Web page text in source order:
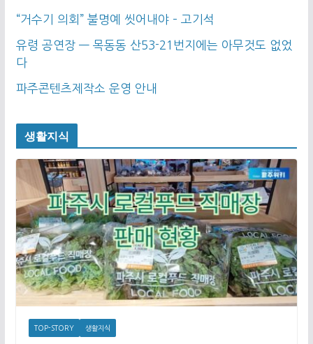
“거수기 의회” 불명예 씻어내야 – 고기석
유령 공연장 — 목동동 산53-21번지에는 아무것도 없었
다
파주콘텐츠제작소 운영 안내
생활지식
TOP-STORY 생활지식